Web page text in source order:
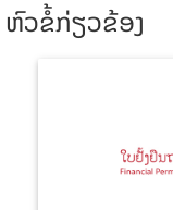
ຫົວຂໍ້ກ່ຽວຂ້ອງ